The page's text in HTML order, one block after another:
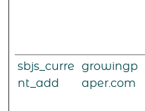
sbjs_curre
nt_add
growingp
aper.com